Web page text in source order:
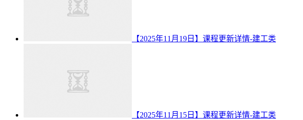
【2025年11月19日】课程更新详情-建工类
【2025年11月15日】课程更新详情-建工类